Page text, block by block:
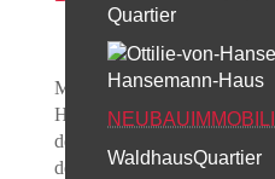
Quartier
Hansemann-Haus
WaldhausQuartier
Modernes Wohnen hinter
Haus Cumberland am
der bekanntesten und
der Hauptstadt.